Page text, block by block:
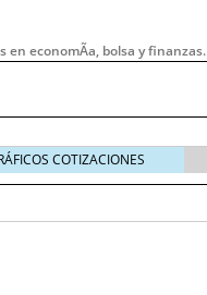
en economÃ­a, bolsa y finanzas.
COTIZACIONES